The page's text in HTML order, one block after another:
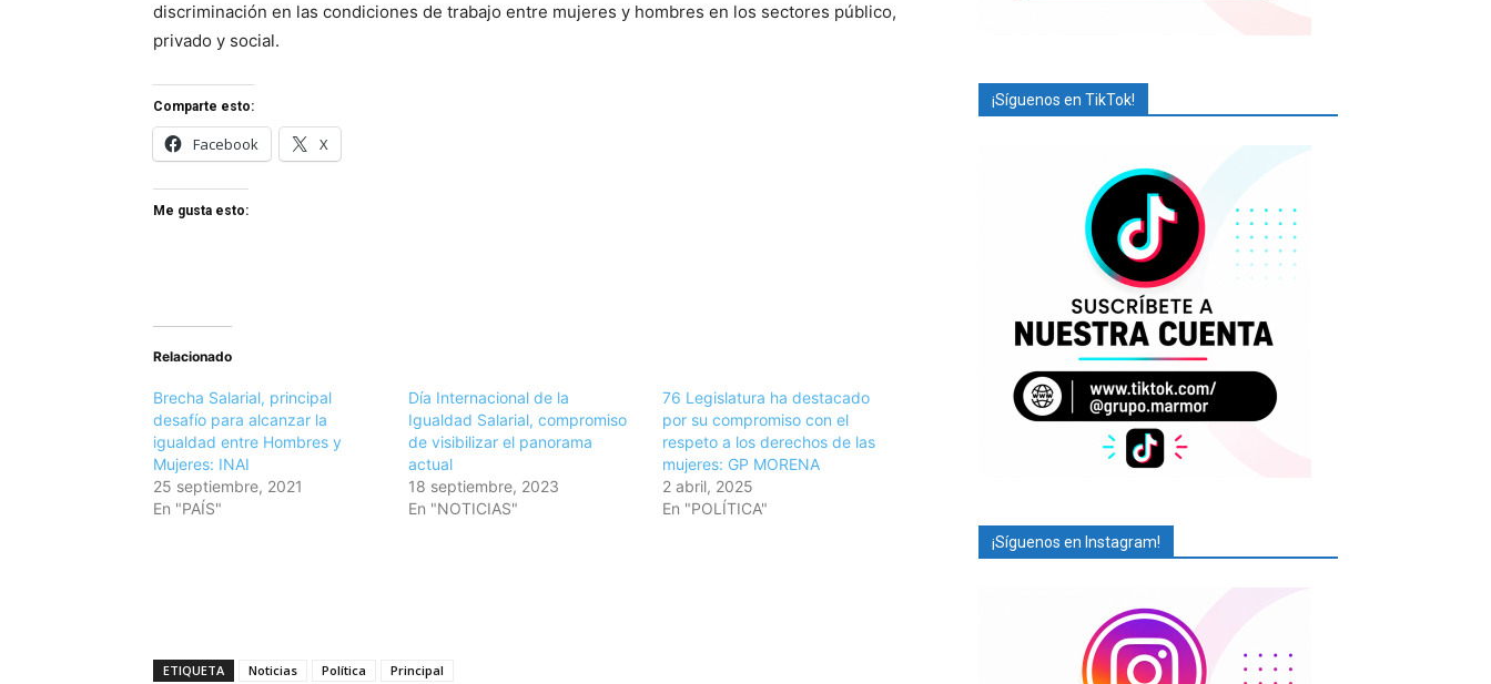
discriminación en las condiciones de trabajo entre mujeres y hombres en los sectores público,
privado y social.
Comparte esto:
Facebook X
Me gusta esto:
Relacionado
Brecha Salarial, principal
desafío para alcanzar la
igualdad entre Hombres y
Mujeres: INAI
25 septiembre, 2021
En "PAÍS"
Día Internacional de la
Igualdad Salarial, compromiso
de visibilizar el panorama
actual
18 septiembre, 2023
En "NOTICIAS"
76 Legislatura ha destacado
por su compromiso con el
respeto a los derechos de las
mujeres: GP MORENA
2 abril, 2025
En "POLÍTICA"
ETIQUETA Noticias Política Principal
¡Síguenos en TikTok!
¡Síguenos en Instagram!